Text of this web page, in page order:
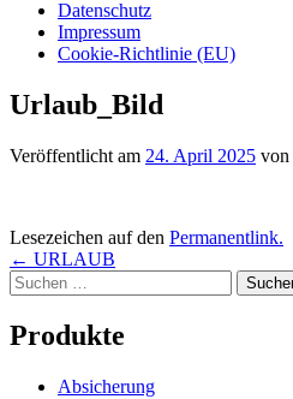
Datenschutz
Impressum
Cookie-Richtlinie (EU)
Urlaub_Bild
Veröffentlicht am 24. April 2025 von
Lesezeichen auf den Permanentlink.
Beitragsnavigation
← URLAUB
Suchen
nach:
Produkte
Absicherung